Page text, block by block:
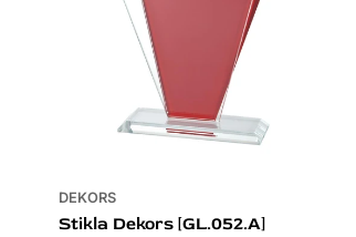
DEKORS
Stikla Dekors [GL.052.A]